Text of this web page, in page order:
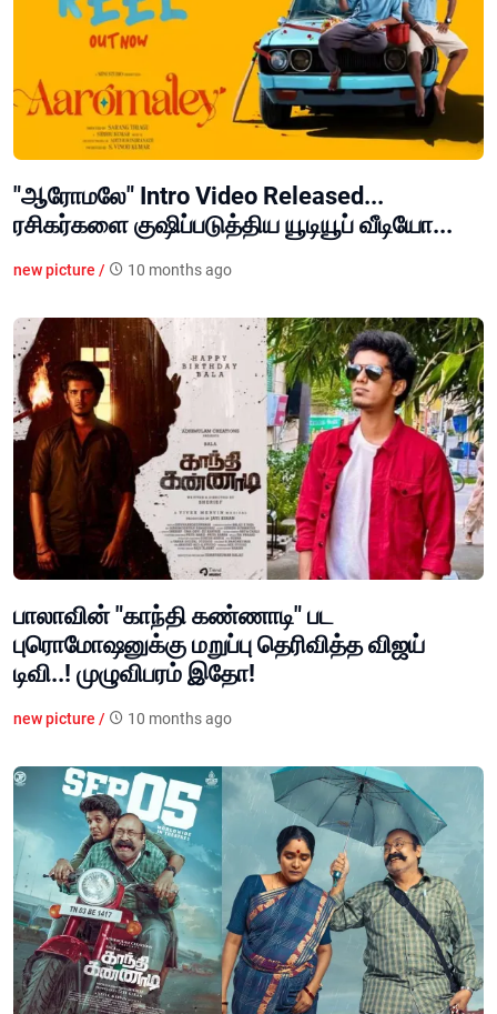
"ஆரோமலே" Intro Video Released...
ரசிகர்களை குஷிப்படுத்திய யூடியூப் வீடியோ...
new picture / 10 months ago
பாலாவின் "காந்தி கண்ணாடி" பட
புரொமோஷனுக்கு மறுப்பு தெரிவித்த விஜய்
டிவி..! முழுவிபரம் இதோ!
new picture / 10 months ago